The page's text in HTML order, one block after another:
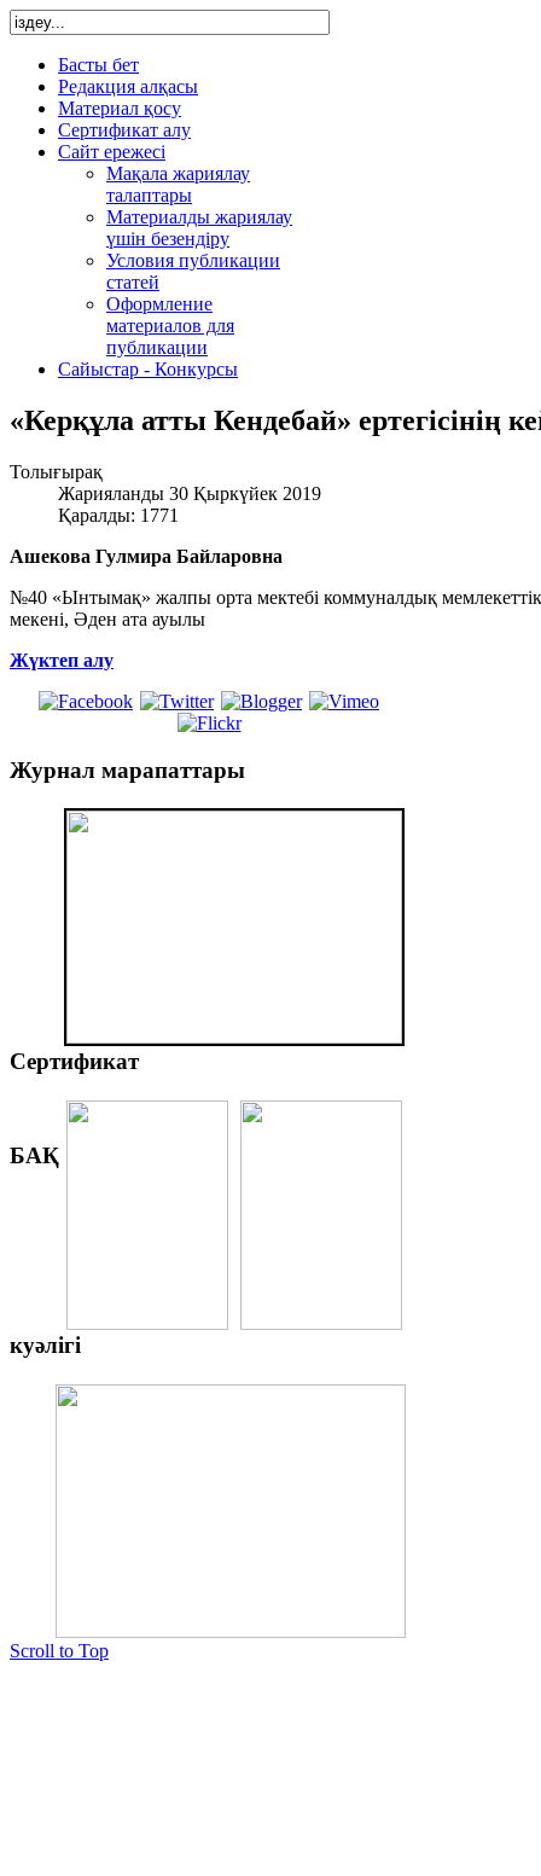
Басты бет
Редакция алқасы
Материал қосу
Сертификат алу
Сайт ережесі
Мақала жариялау
талаптары
Материалды жариялау
үшін безендіру
Условия публикации
статей
Оформление
материалов для
публикации
Сайыстар - Конкурсы
«Керқұла атты Кендебай» ертегісінің
Толығырақ
Жарияланды 30 Қыркүйек 2019
Қаралды: 1771
Ашекова Гулмира Байларовна
№40 «Ынтымақ» жалпы орта мектебі коммуналдық
мекені, Әден ата ауылы
Жүктеп алу
Журнал марапаттары
Сертификат
БАҚ
куәлігі
Scroll to Top